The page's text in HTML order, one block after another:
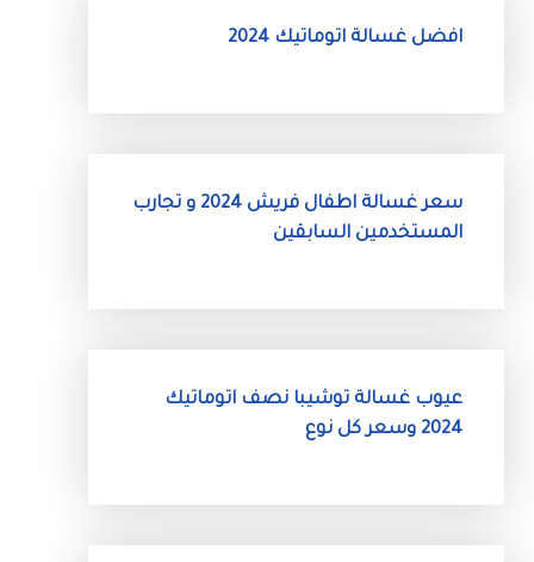
افضل غسالة اتوماتيك 2024
سعر غسالة اطفال فريش 2024 و تجارب
المستخدمين السابقين
عيوب غسالة توشيبا نصف اتوماتيك
2024 وسعر كل نوع